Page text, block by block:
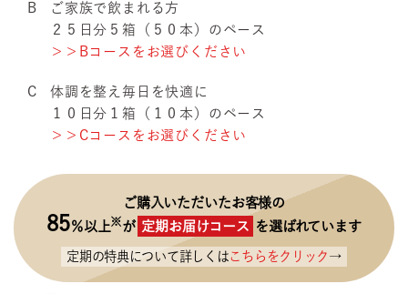
B
ご家族で飲まれる方
２５日分５箱（５０本）のペース
＞＞ Bコースをお選びください
C
体調を整え毎日を快適に
１０日分１箱（１０本）のペース
＞＞ Cコースをお選びください
ご購入いただいたお客様の
85％以上※が 定期お届けコース を選ばれています
定期の特典について詳しくはこちらをクリック →